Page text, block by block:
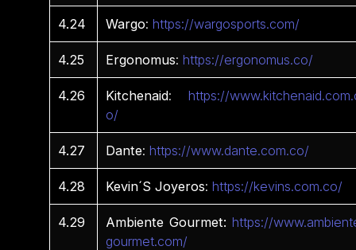
4.24 Wargo:https://wargosports.com/
4.25 Ergonomus:https://ergonomus.co/
4.26 Kitchenaid:https://
o/
4.27 Dante:https://www.dante.com.co/
4.28 Kevin´S Joyeros:https://kevins.com.co/
4.29 Ambiente Gourmet: https://
gourmet.com/